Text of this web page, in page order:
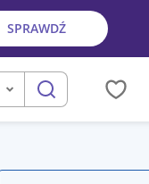
SPRAWDŹ
szukaj